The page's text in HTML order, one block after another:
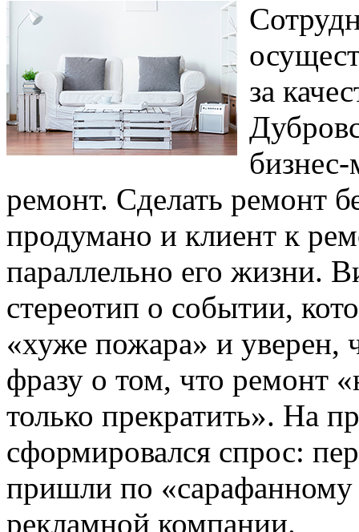
за
ремонт. Сделать ремонт
продумано и клиент к
параллельно его жизни.
стереотип о событии,
«хуже пожара» и уверен,
фразу о том, что ремонт
только прекратить». На
сформировался спрос:
пришли по «сарафанному
рекламной компании.